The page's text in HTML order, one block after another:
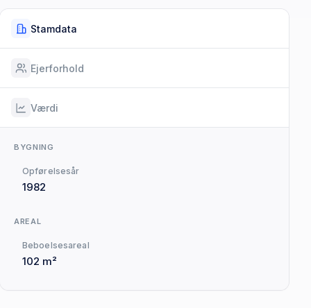
Stamdata
Ejerforhold
Værdi
BYGNING
Opførelsesår
1982
AREAL
Beboelsesareal
102 m²